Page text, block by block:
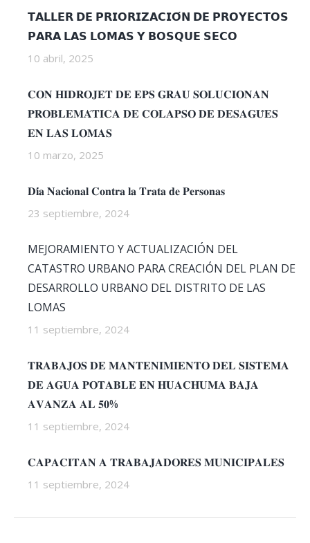
𝗧𝗔𝗟𝗟𝗘𝗥 𝗗𝗘 𝗣𝗥𝗜𝗢𝗥𝗜𝗭𝗔𝗖𝗜𝗢́𝗡 𝗗𝗘 𝗣𝗥𝗢𝗬𝗘𝗖𝗧𝗢𝗦
𝗣𝗔𝗥𝗔 𝗟𝗔𝗦 𝗟𝗢𝗠𝗔𝗦 𝗬 𝗕𝗢𝗦𝗤𝗨𝗘 𝗦𝗘𝗖𝗢
10 abril, 2025
𝐂𝐎𝐍 𝐇𝐈𝐃𝐑𝐎𝐉𝐄𝐓 𝐃𝐄 𝐄𝐏𝐒 𝐆𝐑𝐀𝐔 𝐒𝐎𝐋𝐔𝐂𝐈𝐎𝐍𝐀𝐍
𝐏𝐑𝐎𝐁𝐋𝐄𝐌𝐀́𝐓𝐈𝐂𝐀 𝐃𝐄 𝐂𝐎𝐋𝐀𝐏𝐒𝐎 𝐃𝐄 𝐃𝐄𝐒𝐀𝐆𝐔̈𝐄𝐒
𝐄𝐍 𝐋𝐀𝐒 𝐋𝐎𝐌𝐀𝐒
10 marzo, 2025
𝐃𝐢́𝐚 𝐍𝐚𝐜𝐢𝐨𝐧𝐚𝐥 𝐂𝐨𝐧𝐭𝐫𝐚 𝐥𝐚 𝐓𝐫𝐚𝐭𝐚 𝐝𝐞 𝐏𝐞𝐫𝐬𝐨𝐧𝐚𝐬
23 septiembre, 2024
MEJORAMIENTO Y ACTUALIZACIÓN DEL
CATASTRO URBANO PARA CREACIÓN DEL PLAN DE
DESARROLLO URBANO DEL DISTRITO DE LAS
LOMAS
11 septiembre, 2024
𝐓𝐑𝐀𝐁𝐀𝐉𝐎𝐒 𝐃𝐄 𝐌𝐀𝐍𝐓𝐄𝐍𝐈𝐌𝐈𝐄𝐍𝐓𝐎 𝐃𝐄𝐋 𝐒𝐈𝐒𝐓𝐄𝐌𝐀
𝐃𝐄 𝐀𝐆𝐔𝐀 𝐏𝐎𝐓𝐀𝐁𝐋𝐄 𝐄𝐍 𝐇𝐔𝐀𝐂𝐇𝐔𝐌𝐀 𝐁𝐀𝐉𝐀
𝐀𝐕𝐀𝐍𝐙𝐀 𝐀𝐋 𝟓𝟎%
11 septiembre, 2024
𝐂𝐀𝐏𝐀𝐂𝐈𝐓𝐀𝐍 𝐀 𝐓𝐑𝐀𝐁𝐀𝐉𝐀𝐃𝐎𝐑𝐄𝐒 𝐌𝐔𝐍𝐈𝐂𝐈𝐏𝐀𝐋𝐄𝐒
11 septiembre, 2024